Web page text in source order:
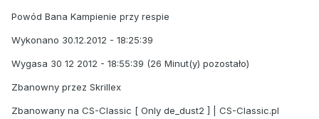
Powód Bana Kampienie przy respie
Wykonano 30.12.2012 - 18:25:39
Wygasa 30 12 2012 - 18:55:39 (26 Minut(y) pozostało)
Zbanowny przez Skrillex
Zbanowany na CS-Classic [ Only de_dust2 ] | CS-Classic.pl